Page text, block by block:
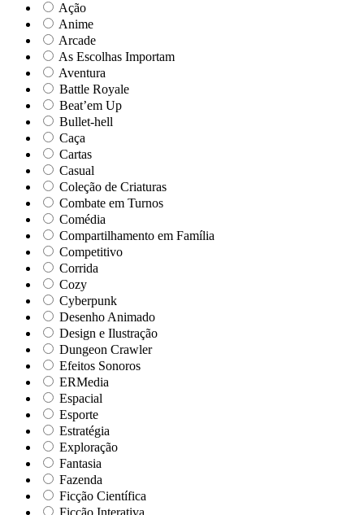
Ação
Anime
Arcade
As Escolhas Importam
Aventura
Battle Royale
Beat’em Up
Bullet-hell
Caça
Cartas
Casual
Coleção de Criaturas
Combate em Turnos
Comédia
Compartilhamento em Família
Competitivo
Corrida
Cozy
Cyberpunk
Desenho Animado
Design e Ilustração
Dungeon Crawler
Efeitos Sonoros
ERMedia
Espacial
Esporte
Estratégia
Exploração
Fantasia
Fazenda
Ficção Científica